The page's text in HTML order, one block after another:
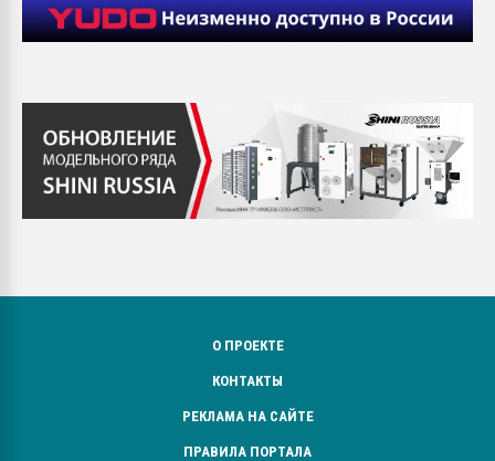
О ПРОЕКТЕ
КОНТАКТЫ
РЕКЛАМА НА САЙТЕ
ПРАВИЛА ПОРТАЛА